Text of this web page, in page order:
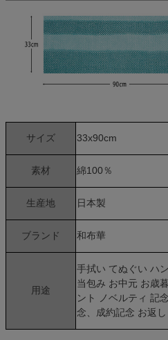
サイズ 33x90cm
素材 綿100％
生産地 日本製
ブランド 和布華
用途
手拭い てぬぐい ハ
当包み お中元 お歳
ント ノベルティ 記
念、成約記念 お返